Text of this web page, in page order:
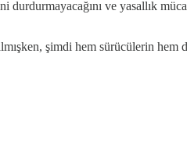
ve yasallık
şimdi hem sürücülerin